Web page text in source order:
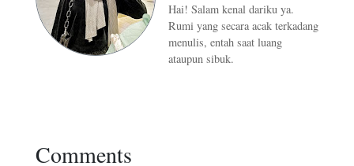
Hai! Salam kenal dariku ya.
Rumi yang secara acak terkadang
menulis, entah saat luang
ataupun sibuk.
Comments